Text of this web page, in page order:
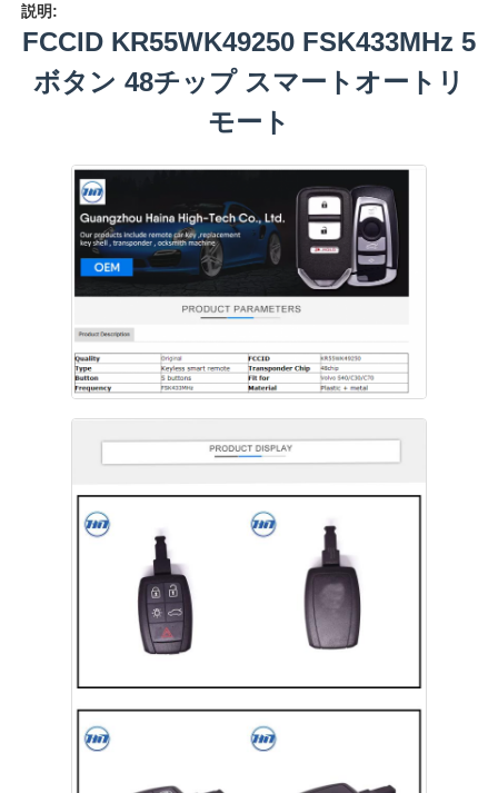
説明:
FCCID KR55WK49250 FSK433MHz 5
ボタン 48チップ スマートオートリ
モート